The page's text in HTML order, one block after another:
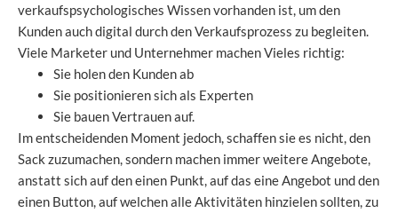
verkaufspsychologisches Wissen vorhanden ist, um den
Kunden auch digital durch den Verkaufsprozess zu begleiten.
Viele Marketer und Unternehmer machen Vieles richtig:
Sie holen den Kunden ab
Sie positionieren sich als Experten
Sie bauen Vertrauen auf.
Im entscheidenden Moment jedoch, schaffen sie es nicht, den
Sack zuzumachen, sondern machen immer weitere Angebote,
anstatt sich auf den einen Punkt, auf das eine Angebot und den
einen Button, auf welchen alle Aktivitäten hinzielen sollten, zu